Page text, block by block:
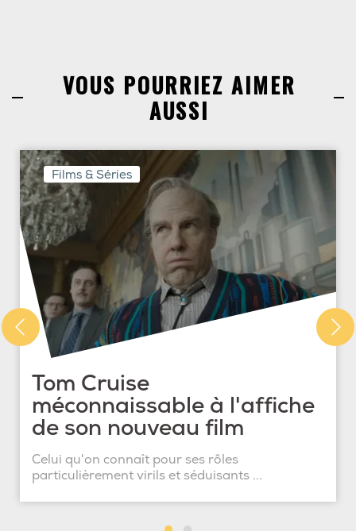
VOUS POURRIEZ AIMER
AUSSI
Films & Séries
Tom Cruise
méconnaissable à l'affiche
de son nouveau film
Celui qu'on connaît pour ses rôles
particulièrement virils et séduisants ...